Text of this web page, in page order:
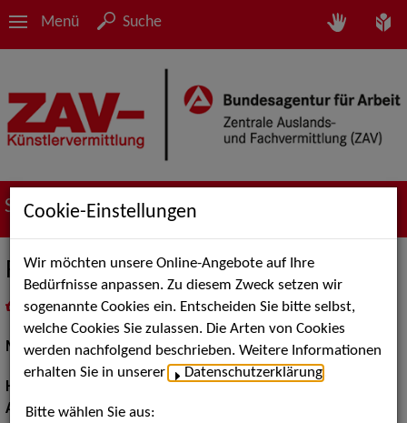
Menü Suche
Suche nach Künstler*innen
Ralph H.
als PDF speichern
inMeine Merklistelegen
Models / Werbung:Fotomodell, Dressman
Haarfarbe:
Augenfarbe:braun, grün
Cookie-Einstellungen
Wir möchten unsere Online-Angebote auf Ihre
Bedürfnisse anpassen. Zu diesem Zweck setzen wir
sogenannte Cookies ein. Entscheiden Sie bitte selbst,
welche Cookies Sie zulassen. Die Arten von Cookies
werden nachfolgend beschrieben. Weitere Informationen
erhalten Sie in unserer
Datenschutzerklärung
Bitte wählen Sie aus: